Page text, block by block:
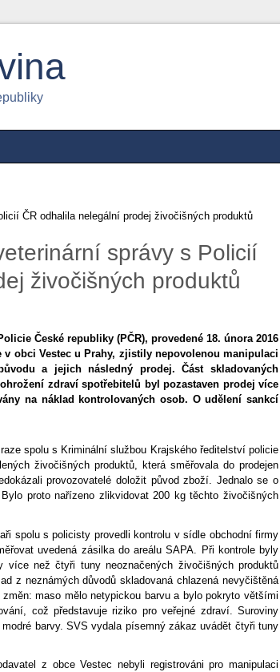
ČR odhalila nelegální prodej živočišných produktů
správy s Policií
živočišných produktů
České republiky (PČR), provedené 18. února 2016
obci Vestec u Prahy, zjistily nepovolenou manipulaci
a jejich následný prodej. Část skladovaných
zdraví spotřebitelů byl pozastaven prodej více
na náklad kontrolovaných osob. O udělení sankcí
spolu s Kriminální službou Krajského ředitelství policie
živočišných produktů, která směřovala do prodejen
provozovatelé doložit původ zboží. Jednalo se o
proto nařízeno zlikvidovat 200 kg těchto živočišných
spolu s policisty provedli kontrolu v sídle obchodní firmy
uvedená zásilka do areálu SAPA. Při kontrole byly
než čtyři tuny neoznačených živočišných produktů
z neznámých důvodů skladovaná chlazená nevyčištěná
maso mělo netypickou barvu a bylo pokryto většími
což představuje riziko pro veřejné zdraví. Suroviny
barvy. SVS vydala písemný zákaz uvádět čtyři tuny
z obce Vestec nebyli registrováni pro manipulaci